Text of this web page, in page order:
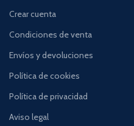
Crear cuenta
Condiciones de venta
Envíos y devoluciones
Política de cookies
Política de privacidad
Aviso legal